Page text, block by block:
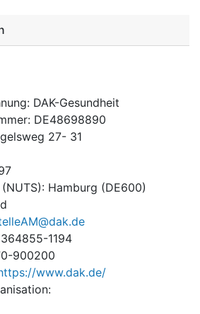
: DAK-Gesundheit
: DE48698890
27- 31
: Hamburg (DE600)
1194
900200
www.dak.de/
: